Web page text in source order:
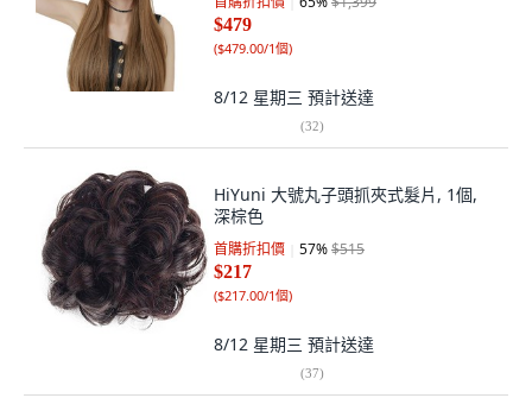
$479
($479.00/1個)
8/12 星期三 預計送達
(32)
HiYuni 大號丸子頭抓夾式髮片, 1個,
深棕色
首購折扣價 57%$515
$217
($217.00/1個)
8/12 星期三 預計送達
(37)